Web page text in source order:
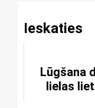
Ieskaties
Lūgšana
lielas